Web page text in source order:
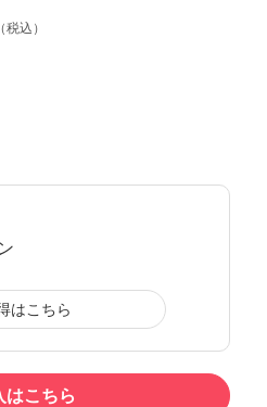
税込）
はこちら
はこちら